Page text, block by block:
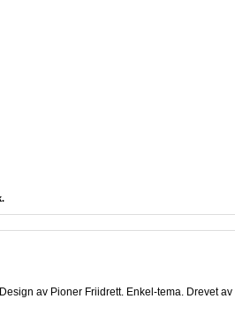
Design av Pioner Friidrett. Enkel-tema. Drevet av